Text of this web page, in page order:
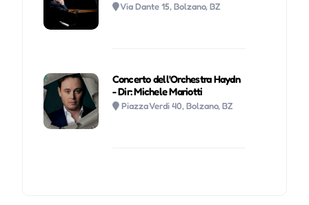
Via Dante 15, Bolzano, BZ
Concerto dell'Orchestra Haydn
- Dir: Michele Mariotti
Piazza Verdi 40, Bolzano, BZ